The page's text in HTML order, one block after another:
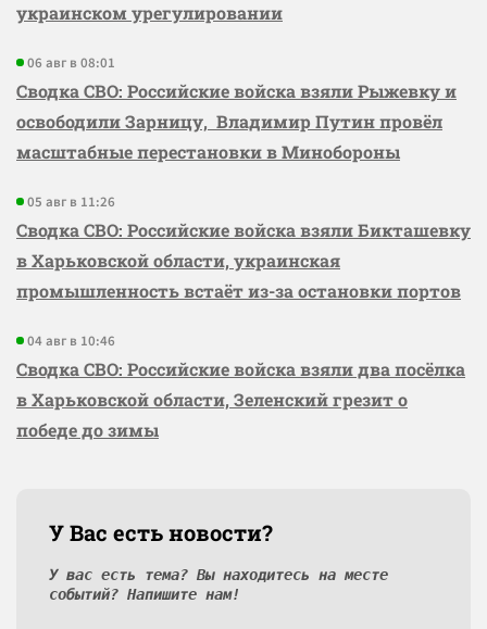
украинском урегулировании
06 авг в 08:01
Сводка СВО: Российские войска взяли Рыжевку и
освободили Зарницу, Владимир Путин провёл
масштабные перестановки в Минобороны
05 авг в 11:26
Сводка СВО: Российские войска взяли Бикташевку
в Харьковской области, украинская
промышленность встаёт из-за остановки портов
04 авг в 10:46
Сводка СВО: Российские войска взяли два посёлка
в Харьковской области, Зеленский грезит о
победе до зимы
У Вас есть новости?
У вас есть тема? Вы находитесь на месте
событий? Напишите нам!